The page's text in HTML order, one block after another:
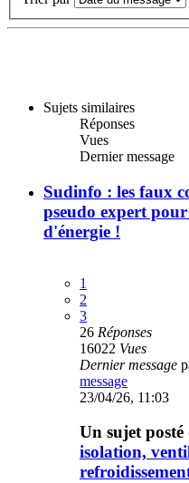
Sujets similaires
Réponses
Vues
Dernier message
Sudinfo : les faux
pseudo expert
d'énergie !
1
2
3
26 Réponses
16022 Vues
Dernier message
message
23/04/26, 11:03
Un sujet
isolation,